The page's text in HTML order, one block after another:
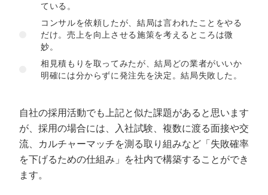
ている。
コンサルを依頼したが、結局は言われたことをやる
だけ。売上を向上させる施策を考えるところは微
妙。
相見積もりを取ってみたが、結局どの業者がいいか
明確には分からずに発注先を決定。結局失敗した。
自社の採用活動でも上記と似た課題があると思います
が、採用の場合には、入社試験、複数に渡る面接や交
流、カルチャーマッチを測る取り組みなど「失敗確率
を下げるための仕組み」を社内で構築することができ
ます。